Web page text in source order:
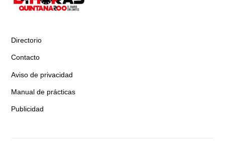
Directorio
Contacto
Aviso de privacidad
Manual de prácticas
Publicidad